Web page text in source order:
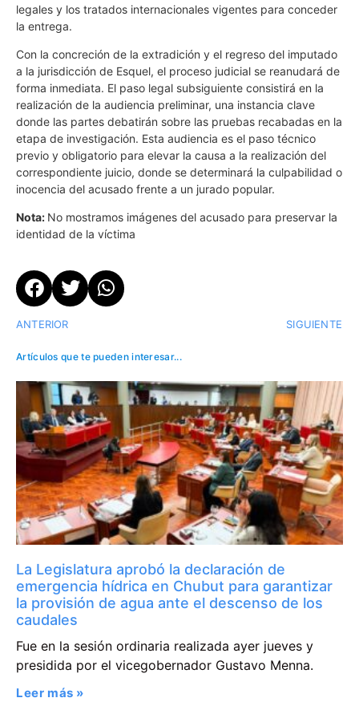
legales y los tratados internacionales vigentes para conceder
la entrega.
Con la concreción de la extradición y el regreso del imputado
a la jurisdicción de Esquel, el proceso judicial se reanudará de
forma inmediata. El paso legal subsiguiente consistirá en la
realización de la audiencia preliminar, una instancia clave
donde las partes debatirán sobre las pruebas recabadas en la
etapa de investigación. Esta audiencia es el paso técnico
previo y obligatorio para elevar la causa a la realización del
correspondiente juicio, donde se determinará la culpabilidad o
inocencia del acusado frente a un jurado popular.
Nota: No mostramos imágenes del acusado para preservar la
identidad de la víctima
ANTERIOR SIGUIENTE
Artículos que te pueden interesar...
La Legislatura aprobó la declaración de
emergencia hídrica en Chubut para garantizar
la provisión de agua ante el descenso de los
caudales
Fue en la sesión ordinaria realizada ayer jueves y
presidida por el vicegobernador Gustavo Menna.
Leer más »